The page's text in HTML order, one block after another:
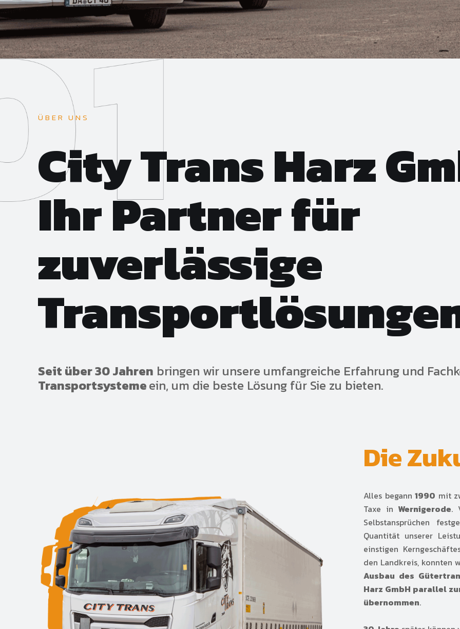
ÜBER UNS
City Trans Harz
Ihr Partner für
zuverlässige
Seit über 30 Jahren bringen wir unsere umfangreiche Erfahrung und
Transportsystemeein, um die beste Lösung für Sie zu bieten.
Die
Alles begann1990 mit
Taxe in Wernigerode.
Selbstansprüchen
Quantität unserer
einstigen
den Landkreis, konnten
Ausbau des
Harz GmbH parallel
übernommen.